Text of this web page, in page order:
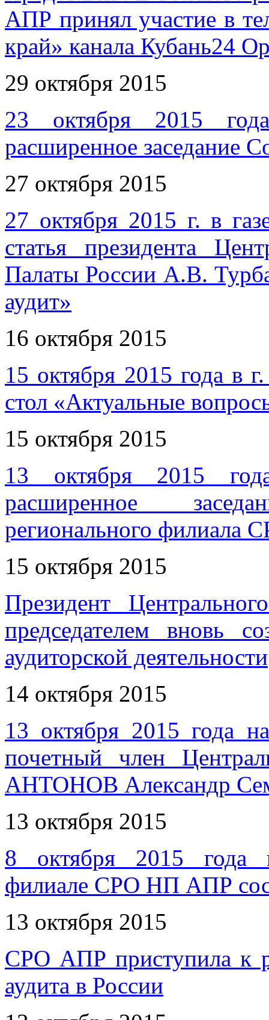
АПР принял участие в
край» канала Кубань24
29 октября 2015
23 октября 2015
расширенное
27 октября 2015
27 октября 2015 г. в
статья президента
Палаты России А.В.
аудит»
16 октября 2015
15 октября 2015 года в
стол «Актуальные
15 октября 2015
13 октября 2015
расширенное
регионального
15 октября 2015
Президент
председателем вновь
аудиторской деятельности
14 октября 2015
13 октября 2015 года
почетный член
АНТОНОВ Александр
13 октября 2015
8 октября 2015 года
филиале СРО НП АПР
13 октября 2015
СРО АПР приступила к
аудита в России